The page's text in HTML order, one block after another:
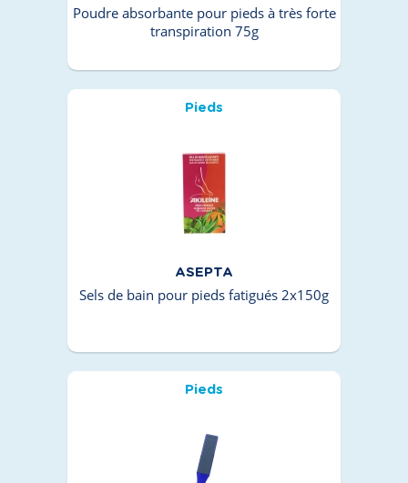
Poudre absorbante pour pieds à très forte
transpiration 75g
Pieds
ASEPTA
Sels de bain pour pieds fatigués 2x150g
Pieds